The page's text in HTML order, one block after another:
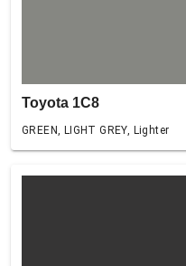
Toyota 1C8
GREEN, LIGHT GREY, Lighter